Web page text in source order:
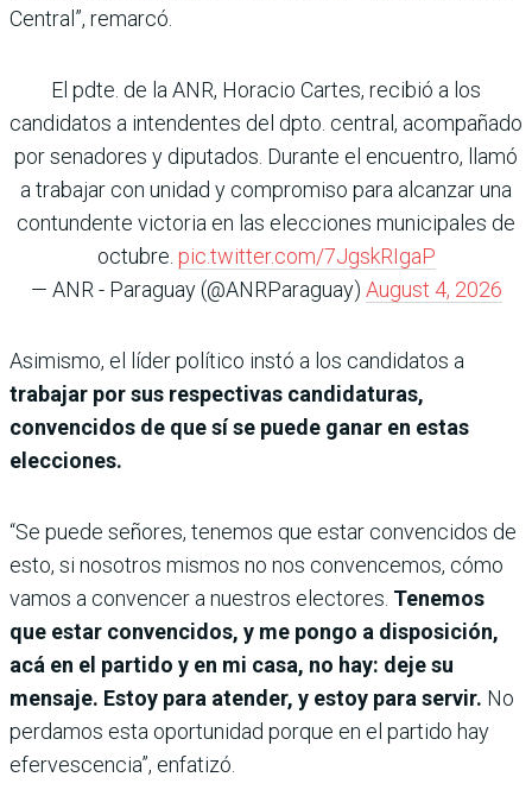
Central”, remarcó.
El pdte. de la ANR, Horacio Cartes, recibió a los
candidatos a intendentes del dpto. central, acompañado
por senadores y diputados. Durante el encuentro, llamó
a trabajar con unidad y compromiso para alcanzar una
contundente victoria en las elecciones municipales de
octubre. pic.twitter.com/7JgskRIgaP
— ANR - Paraguay (@ANRParaguay) August 4, 2026
Asimismo, el líder político instó a los candidatos a
trabajar por sus respectivas candidaturas,
convencidos de que sí se puede ganar en estas
elecciones.
“Se puede señores, tenemos que estar convencidos de
esto, si nosotros mismos no nos convencemos, cómo
vamos a convencer a nuestros electores. Tenemos
que estar convencidos, y me pongo a disposición,
acá en el partido y en mi casa, no hay: deje su
mensaje. Estoy para atender, y estoy para servir. No
perdamos esta oportunidad porque en el partido hay
efervescencia”, enfatizó.